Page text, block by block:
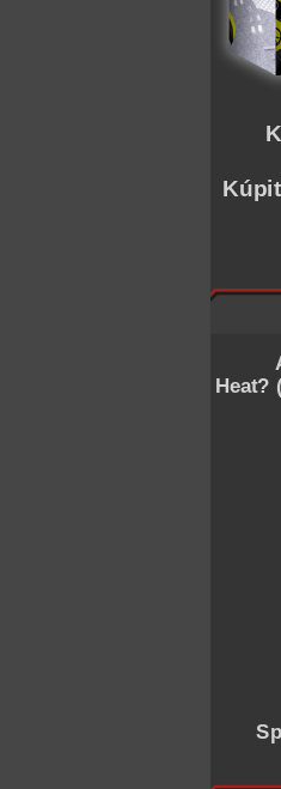
Heat?